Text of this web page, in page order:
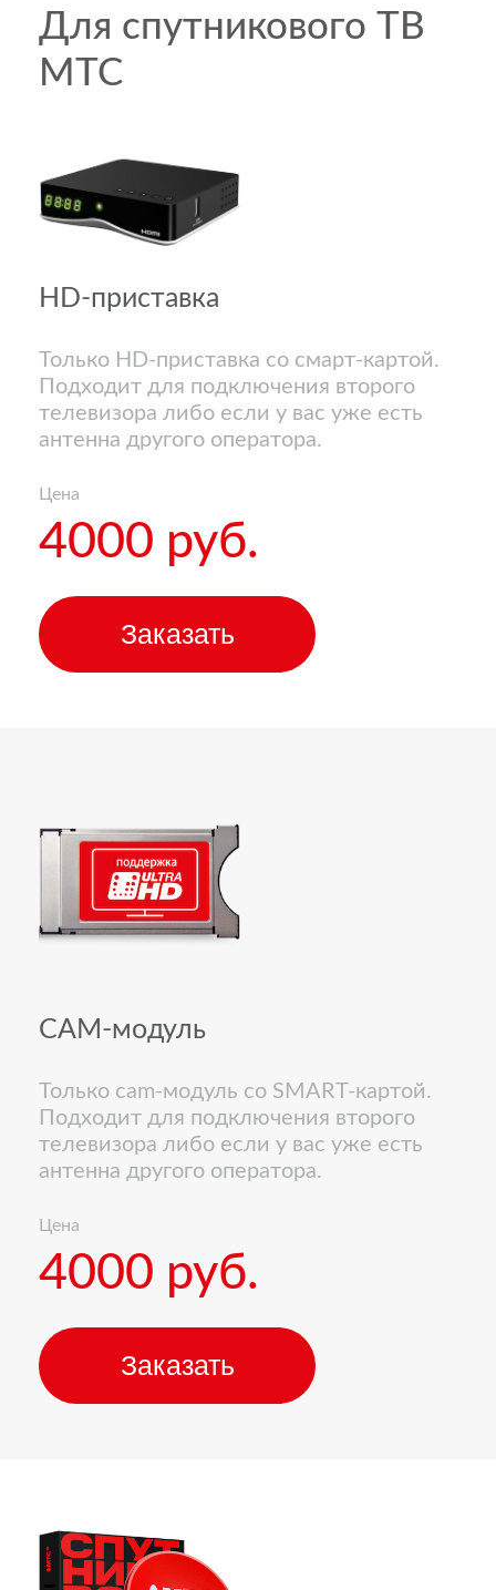
Для спутникового ТВ
МТС
HD-приставка
Только HD-приставка со смарт-картой.
Подходит для подключения второго
телевизора либо если у вас уже есть
антенна другого оператора.
Цена
4000 руб.
Заказать
CAM-модуль
Только cam-модуль со SMART-картой.
Подходит для подключения второго
телевизора либо если у вас уже есть
антенна другого оператора.
Цена
4000 руб.
Заказать